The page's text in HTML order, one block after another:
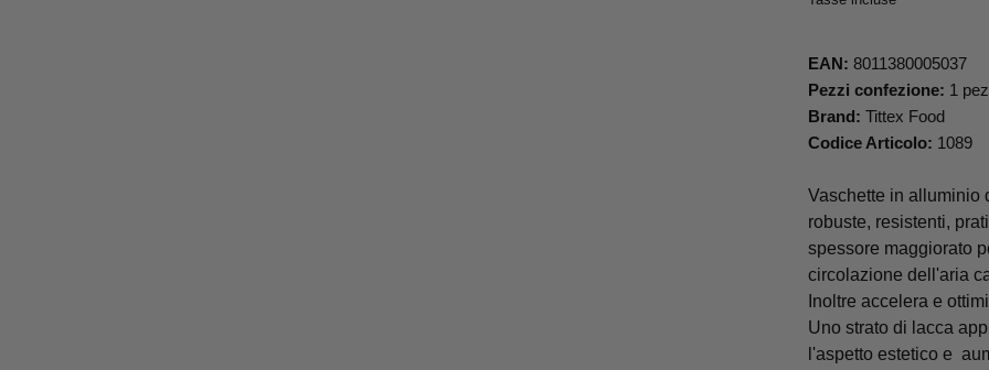
EAN: 8011380005037
Pezzi confezione: 1
Brand: Tittex Food
Codice Articolo: 1089
Vaschette in alluminio
robuste, resistenti,
spessore maggiorato
circolazione dell'aria
Inoltre accelera e
Uno strato di lacca
l'aspetto estetico e